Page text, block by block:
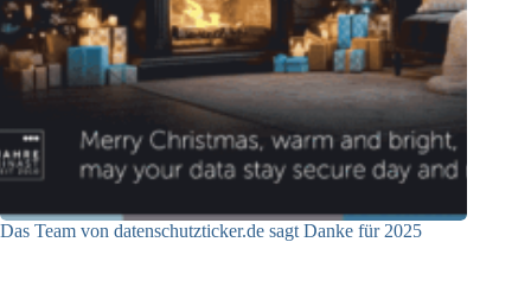
Das Team von datenschutzticker.de sagt Danke für 2025